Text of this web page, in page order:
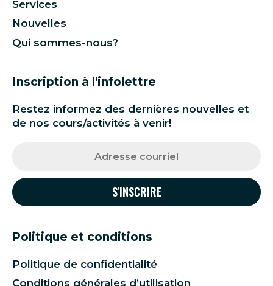
Services
Nouvelles
Qui sommes-nous?
Inscription à l'infolettre
Restez informez des dernières nouvelles et
de nos cours/activités à venir!
Politique et conditions
Politique de confidentialité
Conditions générales d’utilisation